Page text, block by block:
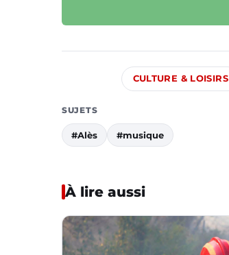
CULTURE & LOISIRS
SUJETS
#Alès #musique
À lire aussi